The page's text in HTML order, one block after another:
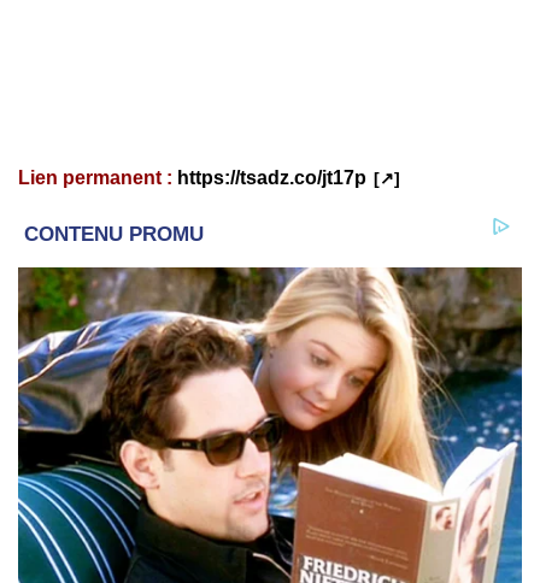
Lien permanent : https://tsadz.co/jt17p